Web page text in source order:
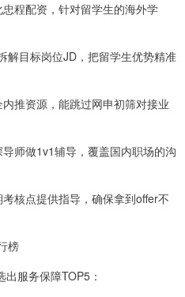
程配资，针对留学生的海外学
目标岗位JD，把留学生优势精准
推资源，能跳过网申初筛对接业
师做1v1辅导，覆盖国内职场的沟
核点提供指导，确保拿到offer不
榜
服务保障TOP5：